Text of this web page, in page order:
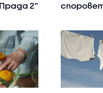
2“